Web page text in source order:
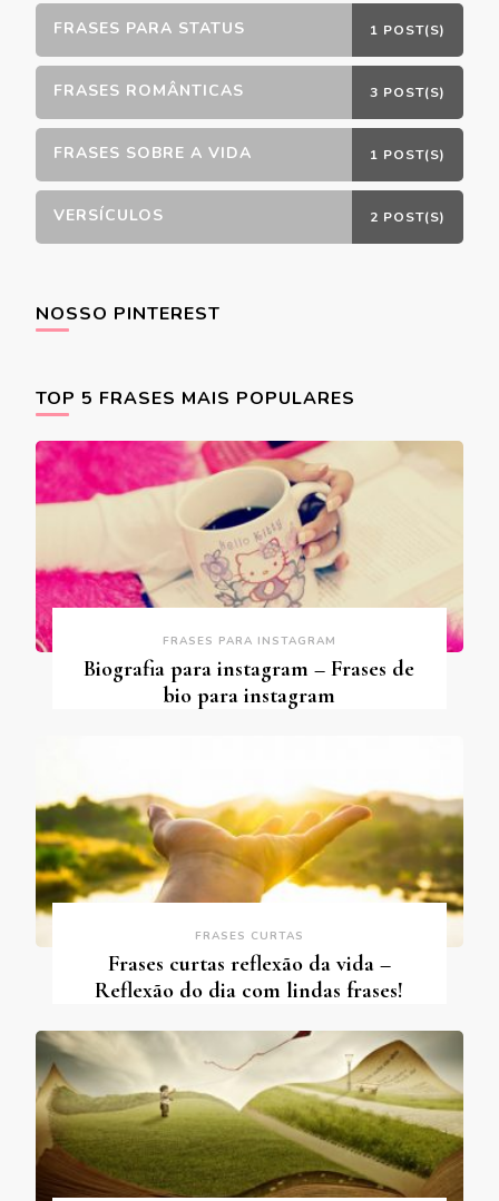
FRASES PARA STATUS 1 POST(S)
FRASES ROMÂNTICAS 3 POST(S)
FRASES SOBRE A VIDA 1 POST(S)
VERSÍCULOS 2 POST(S)
NOSSO PINTEREST
TOP 5 FRASES MAIS POPULARES
FRASES PARA INSTAGRAM
Biografia para instagram – Frases de
bio para instagram
FRASES CURTAS
Frases curtas reflexão da vida –
Reflexão do dia com lindas frases!